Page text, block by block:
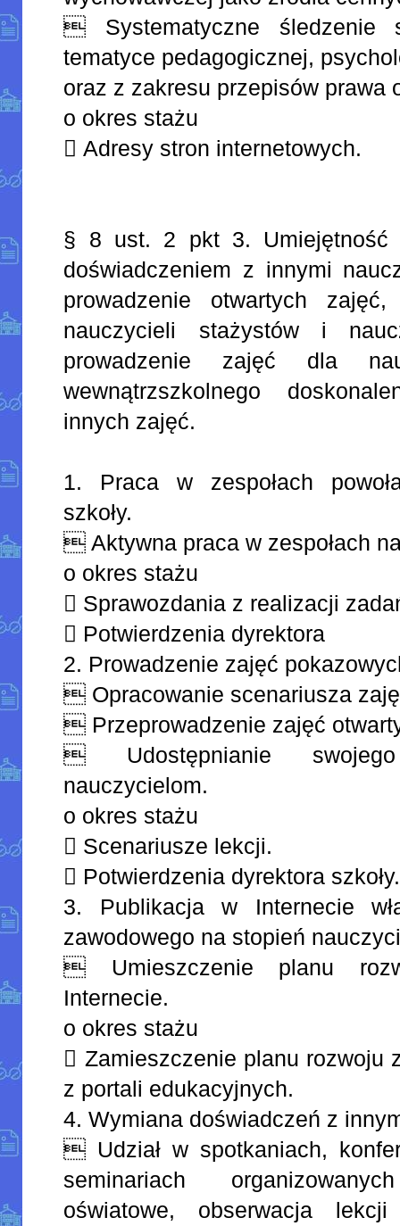
 Systematyczne śledzenie
tematyce pedagogicznej,
oraz z zakresu przepisów prawa
o okres stażu
 Adresy stron internetowych.
§ 8 ust. 2 pkt 3. Umiejętność
doświadczeniem z innymi
prowadzenie otwartych
nauczycieli stażystów i
prowadzenie zajęć dla
wewnątrzszkolnego
innych zajęć.
1. Praca w zespołach
szkoły.
 Aktywna praca w zespołach
o okres stażu
 Sprawozdania z realizacji
 Potwierdzenia dyrektora
2. Prowadzenie zajęć
 Opracowanie scenariusza
 Przeprowadzenie zajęć
 Udostępnianie
nauczycielom.
o okres stażu
 Scenariusze lekcji.
 Potwierdzenia dyrektora szkoły.
3. Publikacja w Internecie
zawodowego na stopień
 Umieszczenie planu
Internecie.
o okres stażu
 Zamieszczenie planu rozwoju
z portali edukacyjnych.
4. Wymiana doświadczeń z
 Udział w spotkaniach,
seminariach
oświatowe, obserwacja